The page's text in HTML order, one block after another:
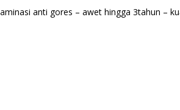
anti gores – awet hingga 3tahun –